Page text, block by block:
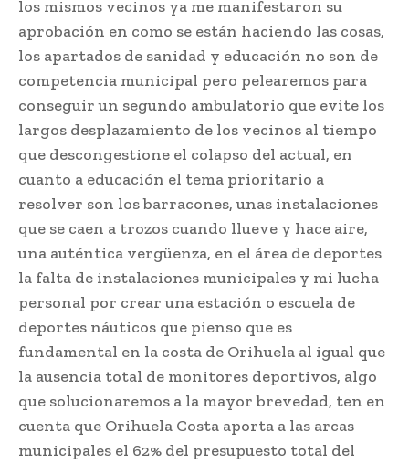
los mismos vecinos ya me manifestaron su
aprobación en como se están haciendo las cosas,
los apartados de sanidad y educación no son de
competencia municipal pero pelearemos para
conseguir un segundo ambulatorio que evite los
largos desplazamiento de los vecinos al tiempo
que descongestione el colapso del actual, en
cuanto a educación el tema prioritario a
resolver son los barracones, unas instalaciones
que se caen a trozos cuando llueve y hace aire,
una auténtica vergüenza, en el área de deportes
la falta de instalaciones municipales y mi lucha
personal por crear una estación o escuela de
deportes náuticos que pienso que es
fundamental en la costa de Orihuela al igual que
la ausencia total de monitores deportivos, algo
que solucionaremos a la mayor brevedad, ten en
cuenta que Orihuela Costa aporta a las arcas
municipales el 62% del presupuesto total del